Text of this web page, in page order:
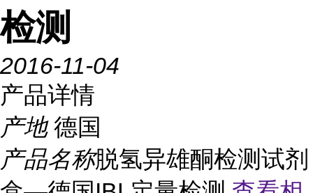
检测
2016-11-04
产品详情
产地 德国
产品名称脱氢异雄酮检测试剂